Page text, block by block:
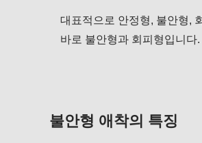
대표적으로 안정형, 불안형,
바로 불안형과 회피형입니다.
불안형 애착의 특징